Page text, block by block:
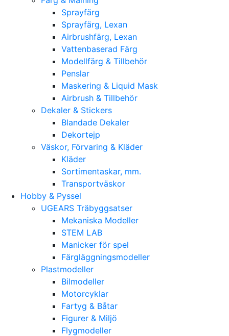
Sprayfärg
Sprayfärg, Lexan
Airbrushfärg, Lexan
Vattenbaserad Färg
Modellfärg & Tillbehör
Penslar
Maskering & Liquid Mask
Airbrush & Tillbehör
Dekaler & Stickers
Blandade Dekaler
Dekortejp
Väskor, Förvaring & Kläder
Kläder
Sortimentaskar, mm.
Transportväskor
Hobby & Pyssel
UGEARS Träbyggsatser
Mekaniska Modeller
STEM LAB
Manicker för spel
Färgläggningsmodeller
Plastmodeller
Bilmodeller
Motorcyklar
Fartyg & Båtar
Figurer & Miljö
Flygmodeller